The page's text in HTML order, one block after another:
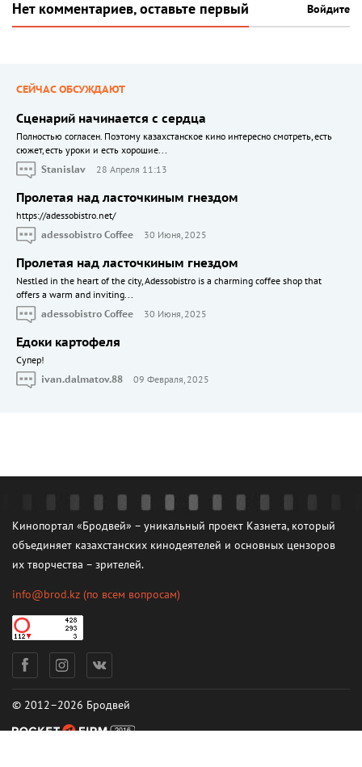
Нет комментариев, оставьте первый Войдите
СЕЙЧАС ОБСУЖДАЮТ
Сценарий начинается с сердца
Полностью согласен. Поэтому казахстанское кино интересно смотреть, есть
сюжет, есть уроки и есть хорошие...
Stanislav
28 Апреля 11:13
Пролетая над ласточкиным гнездом
https://adessobistro.net/
adessobistro Coffee
30 Июня, 2025
Пролетая над ласточкиным гнездом
Nestled in the heart of the city, Adessobistro is a charming coffee shop that
offers a warm and inviting...
adessobistro Coffee
30 Июня, 2025
Едоки картофеля
Cупер!
ivan.dalmatov.88
09 Февраля, 2025
Кинопортал «Бродвей» – уникальный проект Казнета, который
объединяет казахстанских кинодеятелей и основных цензоров
их творчества – зрителей.
info@brod.kz (по всем вопросам)
© 2012–2026 Бродвей